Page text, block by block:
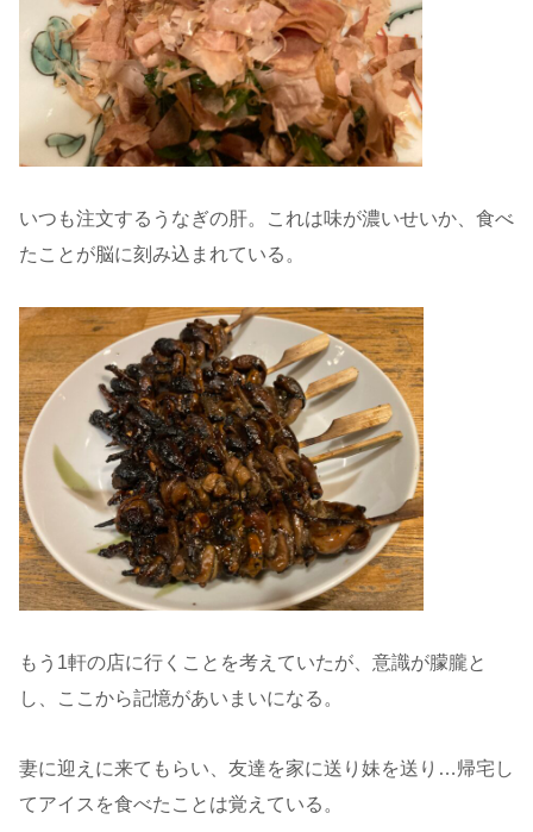
いつも注文するうなぎの肝。これは味が濃いせいか、食べ
たことが脳に刻み込まれている。
もう1軒の店に行くことを考えていたが、意識が朦朧と
し、ここから記憶があいまいになる。
妻に迎えに来てもらい、友達を家に送り妹を送り…帰宅し
てアイスを食べたことは覚えている。